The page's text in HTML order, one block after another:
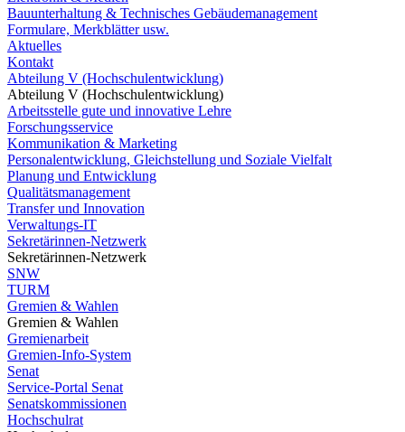
Bauunterhaltung & Technisches Gebäudemanagement
Formulare, Merkblätter usw.
Aktuelles
Kontakt
Abteilung V (Hochschulentwicklung)
Abteilung V (Hochschulentwicklung)
Arbeitsstelle gute und innovative Lehre
Forschungsservice
Kommunikation & Marketing
Personalentwicklung, Gleichstellung und Soziale Vielfalt
Planung und Entwicklung
Qualitätsmanagement
Transfer und Innovation
Verwaltungs-IT
Sekretärinnen-Netzwerk
Sekretärinnen-Netzwerk
SNW
TURM
Gremien & Wahlen
Gremien & Wahlen
Gremienarbeit
Gremien-Info-System
Senat
Service-Portal Senat
Senatskommissionen
Hochschulrat